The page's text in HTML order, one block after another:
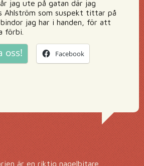
jag ute på gatan där jag
som suspekt tittar på
jag har i handen, för att
förbi.
oss! Facebook
är en riktig nagelbitare